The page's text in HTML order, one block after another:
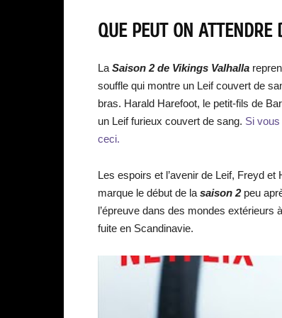
QUE PEUT ON ATTENDRE
La Saison 2 de Vikings Valhalla
souffle qui montre un Leif couvert de
bras. Harald Harefoot, le petit-fils de
un Leif furieux couvert de sang. Si
ceci.
Les espoirs et l’avenir de Leif, Freyd
marque le début de la saison 2peu
l’épreuve dans des mondes extérieurs
fuite en Scandinavie.